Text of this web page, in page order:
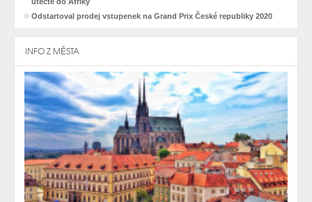
Odstartoval prodej vstupenek na Grand Prix České republiky 2020
INFO Z MĚSTA